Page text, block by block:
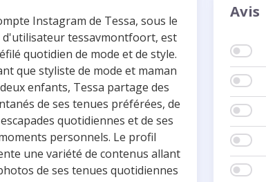
Instagram de Tessa, sous le
d'utilisateur tessavmontfoort, est
quotidien de mode et de style.
que styliste de mode et maman
enfants, Tessa partage des
de ses tenues préférées, de
quotidiennes et de ses
personnels. Le profil
une variété de contenus allant
de ses tenues quotidiennes
Avis